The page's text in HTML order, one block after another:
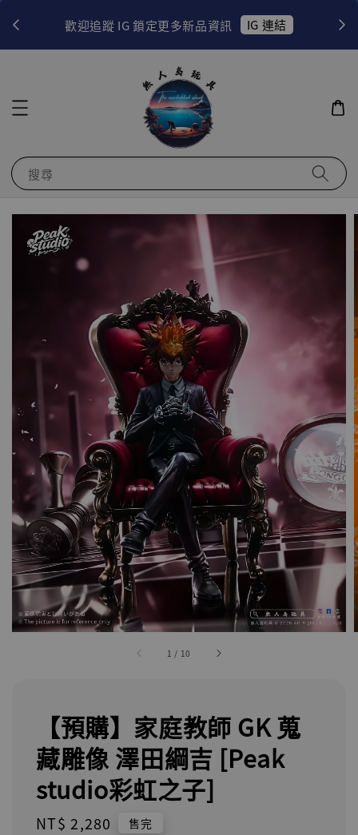
歡迎追蹤 IG 鎖定更多新品資訊 IG 連結
搜尋
1 / 10
【預購】家庭教師 GK 蒐
藏雕像 澤田綱吉 [Peak
studio彩虹之子]
Regular
NT$ 2,280 售完